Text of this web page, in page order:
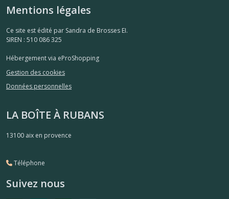
Mentions légales
Ce site est édité par Sandra de Brosses EI.
SIREN : 510 086 325
Hébergement via eProShopping
Gestion des cookies
Données personnelles
LA BOÎTE À RUBANS
13100 aix en provence
Téléphone
Suivez nous